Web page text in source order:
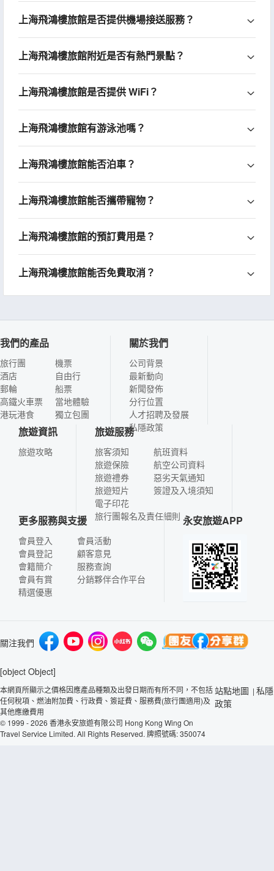
上海飛鴻樓旅館是否提供機場接送服務？
上海飛鴻樓旅館附近是否有熱門景點？
上海飛鴻樓旅館是否提供 WiFi？
上海飛鴻樓旅館有游泳池嗎？
上海飛鴻樓旅館能否泊車？
上海飛鴻樓旅館能否攜帶寵物？
上海飛鴻樓旅館的預訂費用是？
上海飛鴻樓旅館能否免費取消？
我們的產品
旅行團
酒店
郵輪
高鐵火車票
港玩港食
機票
自由行
船票
當地體驗
獨立包團
關於我們
公司背景
最新動向
新聞發佈
分行位置
人才招聘及發展
私隱政策
旅遊資訊
旅遊攻略
旅遊服務
旅客須知
旅遊保險
旅遊禮券
旅遊短片
電子印花
航班資料
航空公司資料
惡劣天氣通知
簽證及入境須知
旅行團報名及責任細則
更多服務與支援
會員登入
會員登記
會籍簡介
會員有賞
精選優惠
會員活動
顧客意見
服務查詢
分銷夥伴合作平台
永安旅遊APP
關注我們
[object Object]
本網頁所顯示之價格因應產品種類及出發日期而有所不同，不包括
任何稅項、燃油附加費、行政費、簽証費、服務費(旅行團適用)及
其他應繳費用
© 1999 - 2026 香港永安旅遊有限公司 Hong Kong Wing On
Travel Service Limited. All Rights Reserved. 牌照號碼: 350074
站點地圖 | 私隱
政策